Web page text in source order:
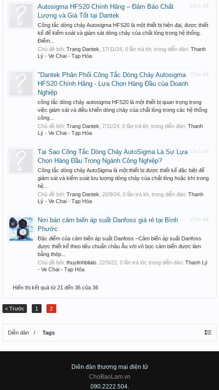
Chủ đề
Autosigma HFS20 Chính Hãng – Đảm Bảo Chất
Lượng và Giá Tốt tại Dantek
Công tắc dòng chảy Autosigma HFS20 là một thiết bị hiện đại, được thiết
kế để kiểm soát và giám sát dòng chảy của chất lỏng trong hệ thống.
Điểm...
Chủ đề bởi: Trang Dantek 17/11/24 , 0 lần trả lời, trong diễn đàn: Thanh
Lý - Ve Chai - Tạp Hóa
Chủ đề
"Dantek Phân Phối Công Tắc Dòng Chảy Autosigma
HFS20 Chính Hãng - Lựa Chọn Hàng Đầu của Doanh
Nghiệp
công tắc dòng chảy autosigma HFS20 là một thiết bị quan trọng trong
việc giám sát và điều khiển dòng chảy của chất lỏng trong các hệ thống
công...
Chủ đề bởi: Trang Dantek 7/11/24 , 0 lần trả lời, trong diễn đàn: Thanh
Lý - Ve Chai - Tạp Hóa
Chủ đề
Tại Sao Công Tắc Dòng Chảy AutoSigma Là Sự Lựa
Chọn Hàng Đầu Trong Ngành Công Nghiệp?
Công tắc dòng chảy AutoSigma là một thiết bị được thiết kế đặc biệt để
giám sát và kiểm soát lưu lượng dòng chảy của chất lỏng hoặc khí trong
hệ...
Chủ đề bởi: Trang Dantek 20/9/24 , 0 lần trả lời, trong diễn đàn: Thanh
Lý - Ve Chai - Tạp Hóa
Chủ đề
Nơi bán cảm biến áp suất Danfoss giá rẻ tại Bình
Phước
Đặc điểm của cảm biến áp suất Danfoss –Cảm biến áp suất Danfoss
được thiết kế theo tiêu chuẩn châu Âu với vỏ bọc cảm biến được làm
bằng thép...
Chủ đề bởi: thuylinhbilalo 22/9/22 , 0 lần trả lời, trong diễn đàn: Thanh Lý
- Ve Chai - Tạp Hóa
Hiển thị kết quả từ 21 đến 36 của 36
< Trước 1 2
Diễn đàn Tags
Diên đàn thương mại điện tử
ChoBaoLam.vn
090.2222.504.